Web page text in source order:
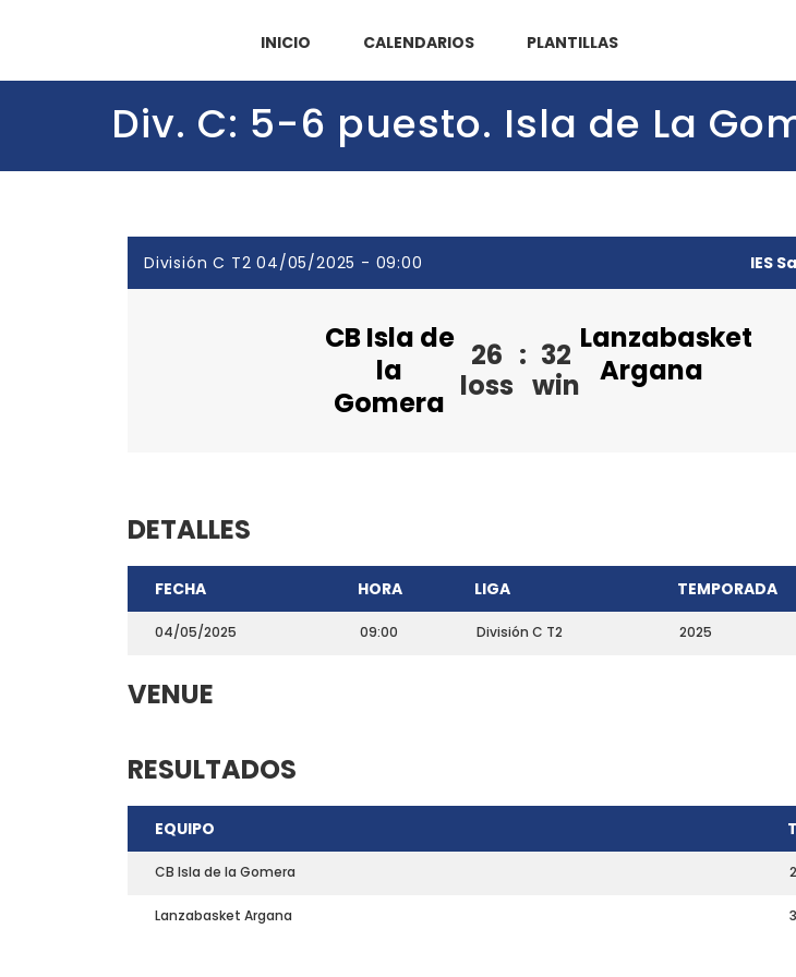
INICIO CALENDARIOS PLANTILLAS
Div. C: 5-6 puesto. Isla de La
División C T2 04/05/2025 - 09:00 IES
CB Isla de
la
Gomera
26
loss
: 32
win
Lanzabasket
Argana
DETALLES
FECHA HORA LIGA TEMPORADA
04/05/2025 09:00 División C T2 2025
VENUE
RESULTADOS
EQUIPO T
CB Isla de la Gomera
Lanzabasket Argana
Teléfono: 661703772
Email:direccion@marchadeportiva.com
San Sebastián de La Gomera